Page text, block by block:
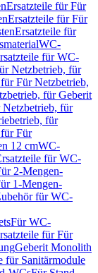
Ersatzteile für Für
Ersatzteile für Für
Ersatzteile für
WC-
für WC-
Netzbetrieb, für
Für Netzbetrieb,
für Geberit
für
für
Für
12 cmWC-
für WC-
2-Mengen-
1-Mengen-
für WC-
Für WC-
für Für
Geberit Monolith
für Sanitärmodule